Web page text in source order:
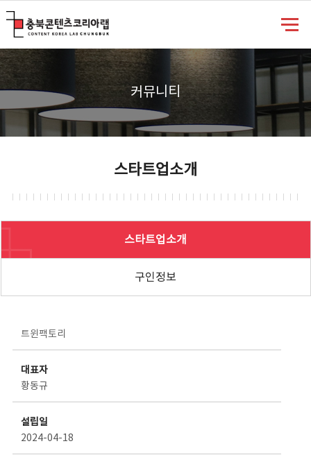
커뮤니티
스타트업소개
스타트업소개
구인정보
트윈팩토리
대표자
황동규
설립일
2024-04-18